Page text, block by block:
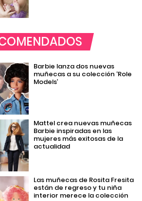
Barbie lanza dos nuevas
muñecas a su colección ‘Role
Models’
Mattel crea nuevas muñecas
Barbie inspiradas en las
mujeres más exitosas de la
actualidad
Las muñecas de Rosita Fresita
están de regreso y tu niña
interior merece la colección